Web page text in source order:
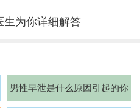
生为你详细解答
男性早泄是什么原因引起的你